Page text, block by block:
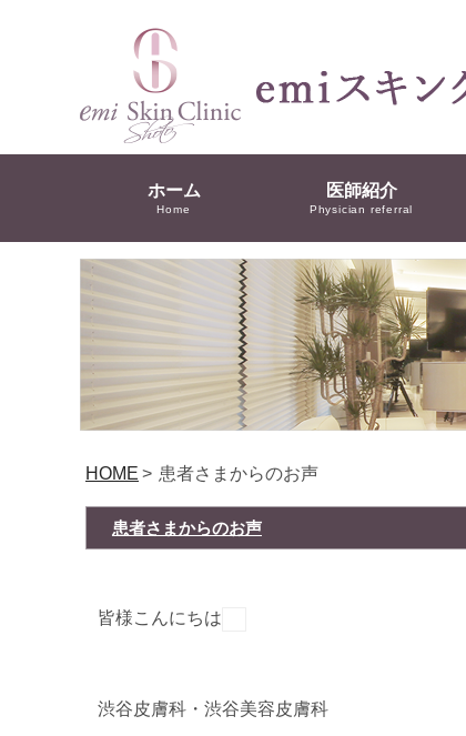
ホーム
Home
医師紹介
Physician referral
HOME > 患者さまからのお声
患者さまからのお声
皆様こんにちは
渋谷皮膚科・渋谷美容皮膚科